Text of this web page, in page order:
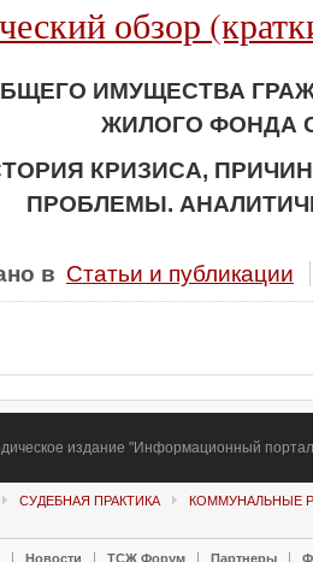
обзор
ИМУЩЕСТВА
ЖИЛОГО ФОНДА
КРИЗИСА,
ПРОБЛЕМЫ.
в Статьи и публикации
издание "Информационный
СУДЕБНАЯ ПРАКТИКА КОММУНАЛЬНЫЕ
Новости ТСЖ Форум Партнеры